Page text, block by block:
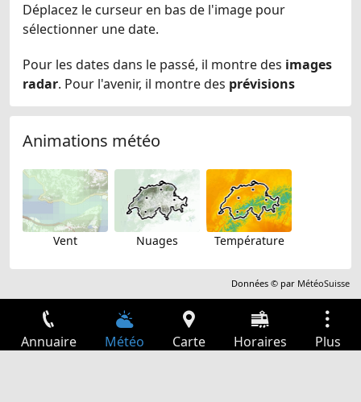
Déplacez le curseur en bas de l'image pour
sélectionner une date.
Pour les dates dans le passé, il montre des images
radar. Pour l'avenir, il montre des prévisions
Animations météo
Vent Nuages Température
Données © par MétéoSuisse
Annuaire Météo Carte Horaires Plus